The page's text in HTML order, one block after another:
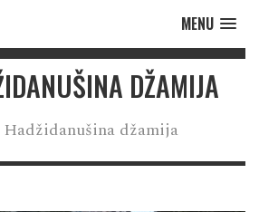
MENU
DŽAMIJA
Hadžidanušina džamija